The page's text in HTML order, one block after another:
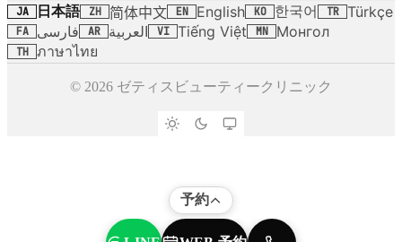
JA 日本語 ZH 简体中文 EN English KO 한국어 TR Türkçe
FA فارسی AR العربية VI Tiếng Việt MN Монгол
TH ภาษาไทย
© 2026 ゼティスビューティークリニック
予約